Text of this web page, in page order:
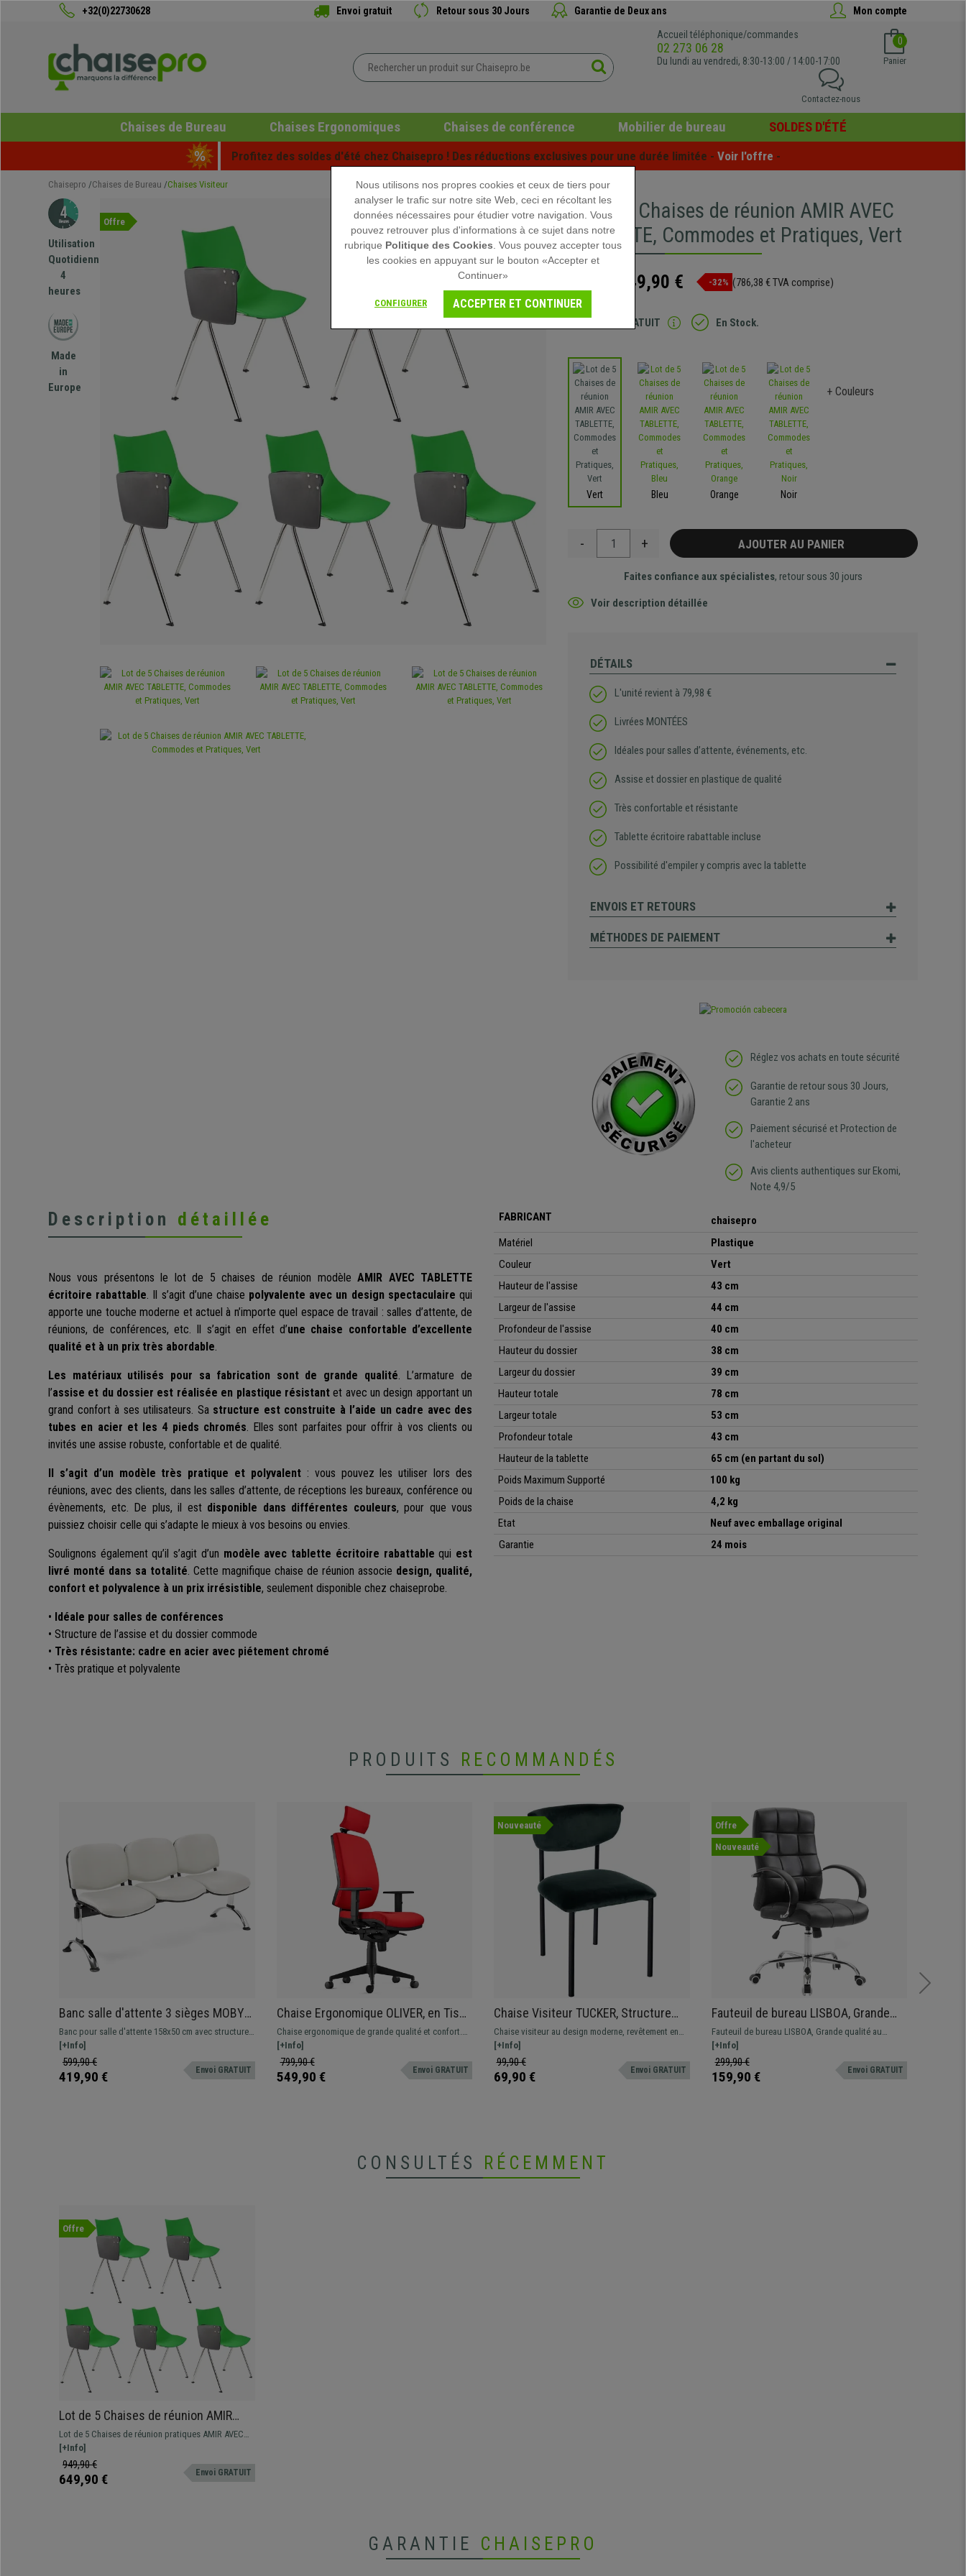
+32(0)22730628 Envoi gratuit Retour sous 30 Jours Garantie de Deux ans Mon compte
Accueil téléphonique/commandes
02 273 06 28
Du lundi au vendredi, 8:30-13:00 / 14:00-17:00
0
Panier
Contactez-nous
Chaises de Bureau Chaises Ergonomiques Chaises de conférence Mobilier de bureau SOLDES D'ÉTÉ
Profitez des soldes d'été chez Chaisepro ! Des réductions exclusives pour une durée limitée - Voir l'offre -
Chaisepro Chaises de Bureau Chaises Visiteur
Utilisation
Quotidienne
4
heures
Made
in
Europe
Offre
Lot de 5 Chaises de réunion AMIR AVEC
TABLETTE, Commodes et Pratiques, Vert
649,90 € -32% (786,38 € TVA comprise)
Envoi GRATUIT En Stock.
Vert Bleu Orange Noir
+ Couleurs
- + AJOUTER AU PANIER
Faites confiance aux spécialistes, retour sous 30 jours
Voir description détaillée
DÉTAILS
L'unité revient à 79,98 €
Livrées MONTÉES
Idéales pour salles d’attente, événements, etc.
Assise et dossier en plastique de qualité
Très confortable et résistante
Tablette écritoire rabattable incluse
Possibilité d'empiler y compris avec la tablette
ENVOIS ET RETOURS
MÉTHODES DE PAIEMENT
Réglez vos achats en toute sécurité
Garantie de retour sous 30 Jours,
Garantie 2 ans
Paiement sécurisé et Protection de
l'acheteur
Avis clients authentiques sur Ekomi,
Note 4,9/5
Description détaillée
Nous vous présentons le lot de 5 chaises de réunion modèleAMIR AVEC TABLETTE
écritoire rabattable. Il s’agit d’une chaise polyvalente avec un design spectaculaire qui
apporte une touche moderne et actuel à n’importe quel espace de travail : salles d’attente, de
réunions, de conférences, etc. Il s’agit en effet d’une chaise confortable d’excellente
qualité et à un prix très abordable.
Les matériaux utilisés pour sa fabrication sont de grande qualité. L’armature de
l’assise et du dossier est réalisée en plastique résistantet avec un design apportant un
grand confort à ses utilisateurs. Sa structure est construite à l’aide un cadre avec des
tubes en acier et les 4 pieds chromés. Elles sont parfaites pour offrir à vos clients ou
invités une assise robuste, confortable et de qualité.
Il s’agit d’un modèle très pratique et polyvalent : vous pouvez les utiliser lors des
réunions, avec des clients, dans les salles d’attente, de réceptions les bureaux, conférence ou
évènements, etc. De plus, il est disponible dans différentes couleurs, pour que vous
puissiez choisir celle qui s’adapte le mieux à vos besoins ou envies.
Soulignons également qu’il s’agit d’un modèle avec tablette écritoire rabattable qui est
livré monté dans sa totalité. Cette magnifique chaise de réunion associe design, qualité,
confort et polyvalence à un prix irrésistible, seulement disponible chez chaiseprobe.
• Idéale pour salles de conférences
• Structure de l’assise et du dossier commode
• Très résistante: cadre en acier avec piétement chromé
• Très pratique et polyvalente
FABRICANT
chaisepro
Matériel
Plastique
Couleur
Vert
Hauteur de l'assise
43 cm
Largeur de l'assise
44 cm
Profondeur de l'assise
40 cm
Hauteur du dossier
38 cm
Largeur du dossier
39 cm
Hauteurtotale
78 cm
Largeurtotale
53 cm
Profondeurtotale
43 cm
Hauteur de la tablette
65 cm (en partant du sol)
Poids Maximum Supporté
100 kg
Poids de la chaise
4,2 kg
Etat
Neuf avec emballage original
Garantie
24 mois
PRODUITS RECOMMANDÉS
Banc salle d'attente 3 sièges MOBY
CUIR, Structure en Métal, Grand
Rembourrage, Blanc
Banc pour salle d'attente 158x50 cm avec structure
en métal. Très resistant et pratique, grand
rembourrage, revêtement en cuir. Disponible en
plusieurs couleurs et configurations
[+Info]
599,90 €
419,90 € Envoi GRATUIT
Chaise Ergonomique OLIVER, en Tissu
Rouge, Appui-tête, Utilisation 8
Heures, Rembourrage Epais
Chaise ergonomique de grande qualité et confort.
Modèle adapté pour une utilisation professionnelle,
fabriqué avec des matériaux de grande qualité.
[+Info]
799,90 €
549,90 € Envoi GRATUIT
Nouveauté
Chaise Visiteur TUCKER, Structure
Métallique, en Velours, Vert
Chaise visiteur au design moderne, revêtement en
velours. Fonctionnelle et moderne.
[+Info]
99,90 €
69,90 € Envoi GRATUIT
Offre
Nouveauté
Fauteuil de bureau LISBOA, Grande
qualité, structure métallique,
revêtement cuir, Noir
Fauteuil de bureau LISBOA, Grande qualité au
meilleur prix du marché. Grande nouveauté chez
chaiseprobe. Un modèle qui se distingue par son
confort, élégance et qualité. Fabriqué avec une
structure métallique (accoudoirs inclus).
[+Info]
299,90 €
159,90 € Envoi GRATUIT
CONSULTÉS RÉCEMMENT
Offre
Lot de 5 Chaises de réunion AMIR
AVEC TABLETTE, Commodes et
Pratiques, Vert
Lot de 5 Chaises de réunion pratiques AMIR AVEC
ACCOUDOIRS, design spectaculaire pour donner
une touche moderne aux salles d'attente de
conférences. Disponible en différentes couleurs.
[+Info]
949,90 €
649,90 € Envoi GRATUIT
GARANTIE CHAISEPRO
Nous utilisons nos propres cookies et ceux de tiers pour
analyser le trafic sur notre site Web, ceci en récoltant les
données nécessaires pour étudier votre navigation. Vous
pouvez retrouver plus d'informations à ce sujet dans notre
rubrique Politique des Cookies . Vous pouvez accepter tous
les cookies en appuyant sur le bouton «Accepter et
Continuer»
CONFIGURER ACCEPTER ET CONTINUER